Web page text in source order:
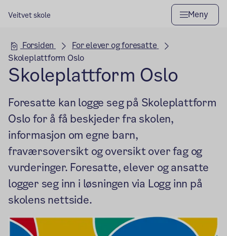
Veitvet skole Meny
Hovedseksjon
Forsiden
For elever og foresatte
Skoleplattform Oslo
Skoleplattform Oslo
Foresatte kan logge seg på Skoleplattform
Oslo for å få beskjeder fra skolen,
informasjon om egne barn,
fraværsoversikt og oversikt over fag og
vurderinger. Foresatte, elever og ansatte
logger seg inn i løsningen via Logg inn på
skolens nettside.